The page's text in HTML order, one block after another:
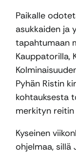
Paikalle
asukkaiden ja
tapahtumaan
Kauppatorilla,
Pyhän Ristin
kohtauksesta
merkityn reitin
Kyseinen
ohjelmaa, sillä